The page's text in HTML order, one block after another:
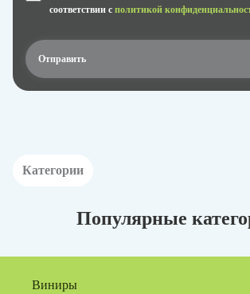
соответствии с политикой
Категории
Популярные
Виниры